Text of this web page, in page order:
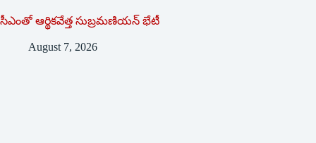
సీఎంతో ఆర్థికవేత్త సుబ్రమణియన్ భేటీ
August 7, 2026